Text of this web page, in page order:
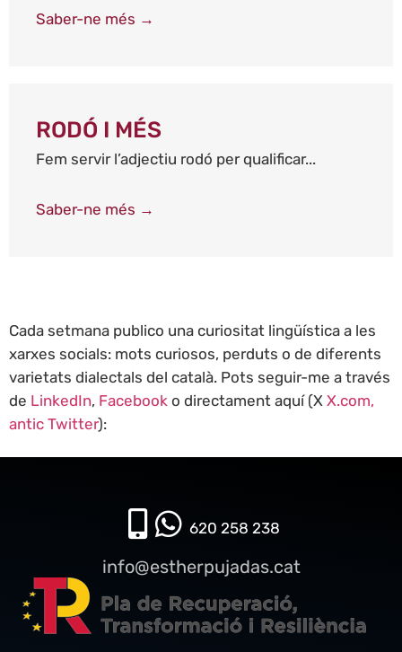
Saber-ne més →
RODÓ I MÉS
Fem servir l’adjectiu rodó per qualificar...
Saber-ne més →
Cada setmana publico una curiositat lingüística a les
xarxes socials: mots curiosos, perduts o de diferents
varietats dialectals del català. Pots seguir-me a través
de LinkedIn, Facebook o directament aquí (X X.com,
antic Twitter):
620 258 238​
info@estherpujadas.cat